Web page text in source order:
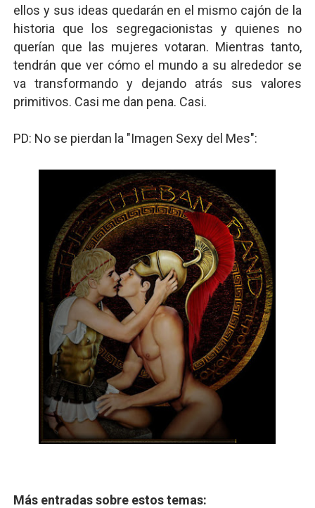
ellos y sus ideas quedarán en el mismo cajón de la
historia que los segregacionistas y quienes no
querían que las mujeres votaran. Mientras tanto,
tendrán que ver cómo el mundo a su alrededor se
va transformando y dejando atrás sus valores
primitivos. Casi me dan pena. Casi.
PD: No se pierdan la "Imagen Sexy del Mes":
Más entradas sobre estos temas: